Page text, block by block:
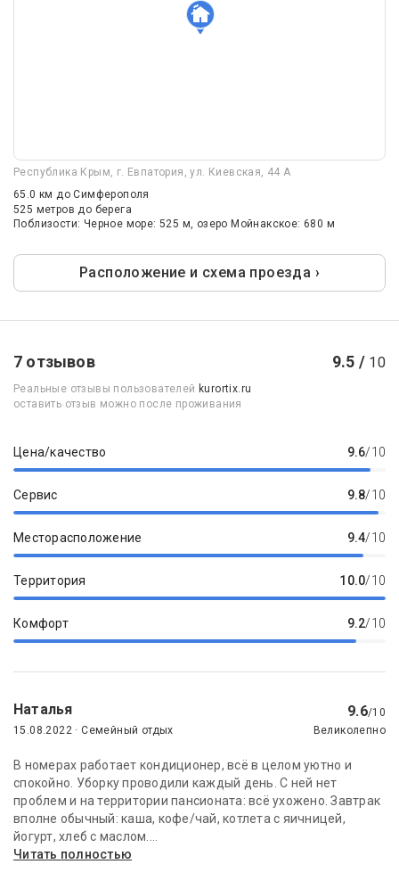
Республика Крым, г. Евпатория, ул. Киевская, 44 А
65.0 кмдо Симферополя
525 метров до берега
Поблизости: Черное море: 525 м, озеро Мойнакское: 680 м
Расположение и схема проезда ›
7 отзывов 9.5 / 10
Реальные отзывы пользователей kurortix.ru
оставить отзыв можно после проживания
Цена/качество 9.6/10
Сервис 9.8/10
Месторасположение 9.4/10
Территория 10.0/10
Комфорт 9.2/10
Наталья 9.6/10
15.08.2022 · Семейный отдых
Великолепно
В номерах работает кондиционер, всё в целом уютно и
спокойно. Уборку проводили каждый день. С ней нет
проблем и на территории пансионата: всё ухожено. Завтрак
вполне обычный: каша, кофе/чай, котлета с яичницей,
йогурт, хлеб с маслом....
Читать полностью